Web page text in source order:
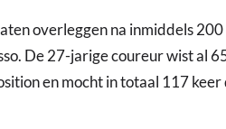
overleggen na inmiddels
De 27-jarige coureur wist al
en mocht in totaal 117 keer